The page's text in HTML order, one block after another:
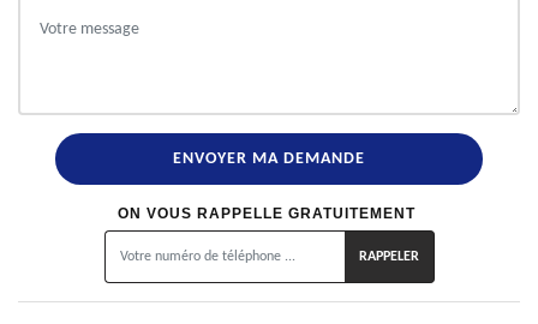
ON VOUS RAPPELLE GRATUITEMENT